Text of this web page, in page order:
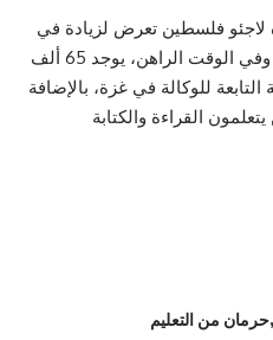
لاجئو فلسطين تعرض لزيادة في
الهجمات خلال السنوات الأخيرة. وفي الوقت الراهن، يوجد 65 ألف
للوكالة في غزة، بالإضافة
يتعلمون القراءة والكتابة
حرمان من التعليم